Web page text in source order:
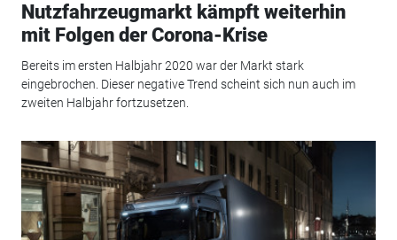
Nutzfahrzeugmarkt kämpft weiterhin
mit Folgen der Corona-Krise
Bereits im ersten Halbjahr 2020 war der Markt stark
eingebrochen. Dieser negative Trend scheint sich nun auch im
zweiten Halbjahr fortzusetzen.